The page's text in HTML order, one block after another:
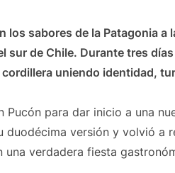
los sabores de la Patagonia a
sur de Chile. Durante tres
uniendo identidad,
Pucón para dar inicio a una
duodécima versión y volvió a
una verdadera fiesta